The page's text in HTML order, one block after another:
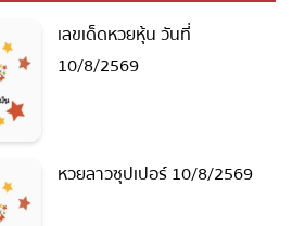
เลขเด็ดหวยหุ้น วันที่
10/8/2569
หวยลาวซุปเปอร์ 10/8/2569